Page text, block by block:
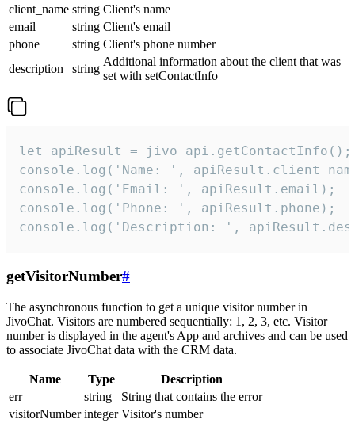
client_name string Client's name
email
string Client's email
phone
string Client's phone number
description
string
Additional information about the client that was
set with setContactInfo
let apiResult = jivo_api.getContactInfo();
console.log('Name: ',
console.log('Email: ', apiResult.email);
console.log('Phone: ', apiResult.phone);
console.log('Description: ',
getVisitorNumber#
The asynchronous function to get a unique visitor number in
JivoChat. Visitors are numbered sequentially: 1, 2, 3, etc. Visitor
number is displayed in the agent's App and archives and can be used
to associate JivoChat data with the CRM data.
Name Type
Description
err
string
String that contains the error
visitorNumber integer Visitor's number